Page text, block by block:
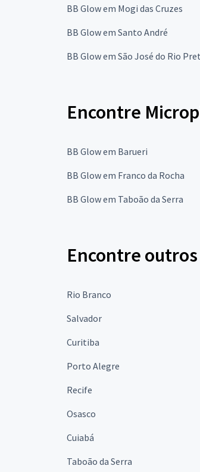
BB Glow em Mogi das Cruzes
BB Glow em Santo André
BB Glow em São José do Rio
Encontre
BB Glow em Barueri
BB Glow em Franco da Rocha
BB Glow em Taboão da Serra
Encontre
Rio Branco
Salvador
Curitiba
Porto Alegre
Recife
Osasco
Cuiabá
Taboão da Serra